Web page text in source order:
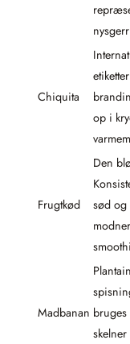
Chiquita
op i
Frugtkød
Den
sød og
Madbanan bruges